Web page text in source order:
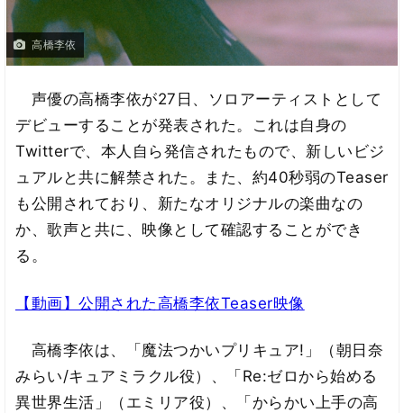
高橋李依
声優の高橋李依が27日、ソロアーティストとして
デビューすることが発表された。これは自身の
Twitterで、本人自ら発信されたもので、新しいビジ
ュアルと共に解禁された。また、約40秒弱のTeaser
も公開されており、新たなオリジナルの楽曲なの
か、歌声と共に、映像として確認することができ
る。
【動画】公開された高橋李依Teaser映像
高橋李依は、「魔法つかいプリキュア!」（朝日奈
みらい/キュアミラクル役）、「Re:ゼロから始める
異世界生活」（エミリア役）、「からかい上手の高